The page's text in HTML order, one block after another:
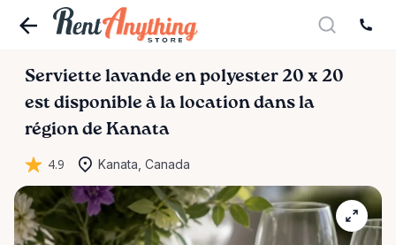
Serviette lavande en polyester 20 x 20
est disponible à la location dans la
région de Kanata
4.9 Kanata, Canada